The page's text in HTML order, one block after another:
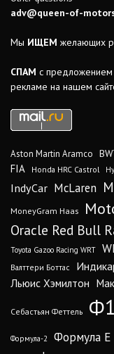
adv@queen-of-
Мы ИЩЕМ желающих
СПАМ с предложением
рекламе на нашем
Aston Martin Aramco
FIA Honda HRC Castrol
IndyCar McLaren
MoneyGram Haas
Oracle Red Bull
Toyota Gazoo Racing WRT
Валттери Боттас
Льюис Хэмилтон
Себастьян Феттель Ф1
Формула-2 Формула Е